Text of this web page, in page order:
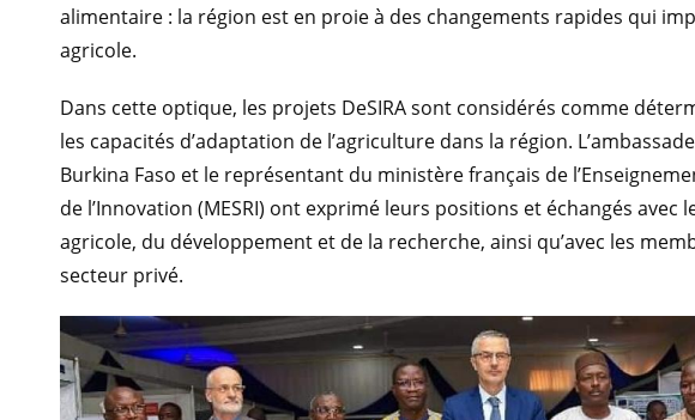
alimentaire : la région est en proie à des changements rapides qui
agricole.
Dans cette optique, les projets DeSIRA sont considérés comme
les capacités d’adaptation de l’agriculture dans la région.
Burkina Faso et le représentant du ministère français de
de l’Innovation (MESRI) ont exprimé leurs positions et échangés
agricole, du développement et de la recherche, ainsi qu’avec les
secteur privé.